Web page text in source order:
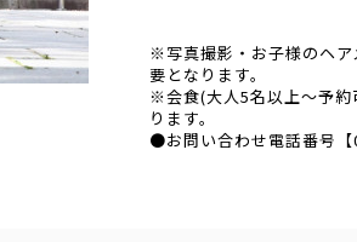
※写真撮影・お子様のヘア
要となります。
※会食(大人5名以上～予約
ります。
●お問い合わせ電話番号【